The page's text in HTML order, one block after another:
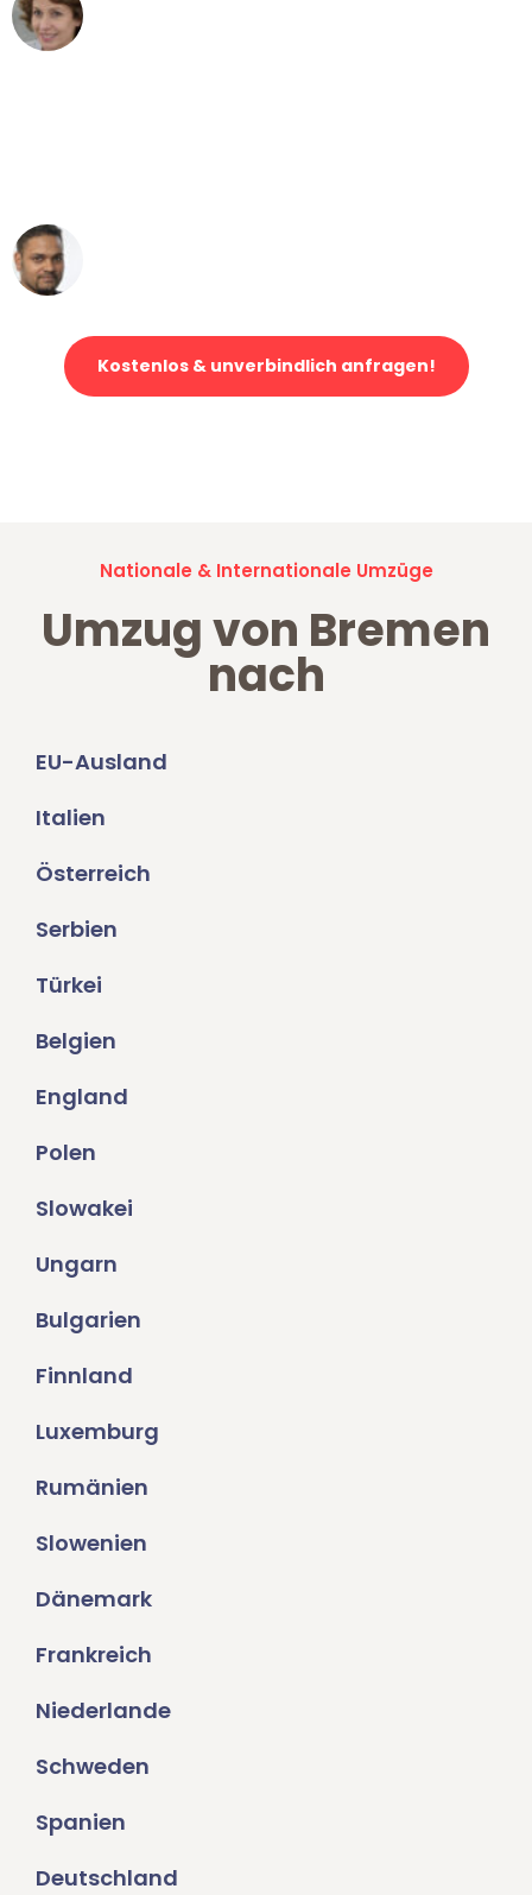
Kostenlos & unverbindlich anfragen!
Nationale & Internationale Umzüge
Umzug von Bremen
nach
EU-Ausland
Italien
Österreich
Serbien
Türkei
Belgien
England
Polen
Slowakei
Ungarn
Bulgarien
Finnland
Luxemburg
Rumänien
Slowenien
Dänemark
Frankreich
Niederlande
Schweden
Spanien
Deutschland